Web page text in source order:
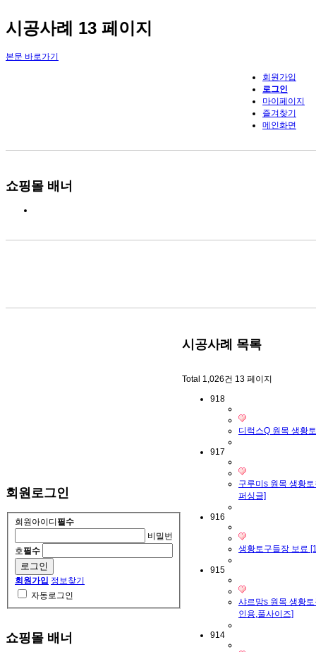
시공사례 13 페이지
본문 바로가기
회원가입
로그인
마이페이지
즐겨찾기
메인화면
쇼핑몰 배너
회원로그인
회원아이디 필수
비밀번
호필수
회원가입 정보찾기
자동로그인
쇼핑몰 배너
시공사례 목록
Total 1,026건 13 페이지
918
디럭스Q 원목 생황
917
구루미s 원목 생황
퍼싱글]
916
생황토구들장 보료
915
샤르망s 원목 생황
인용,풀사이즈]
914